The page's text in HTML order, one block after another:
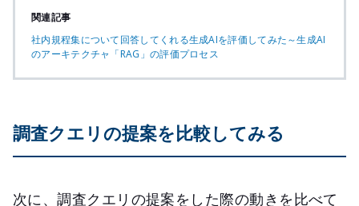
関連記事
社内規程集について回答してくれる生成AIを評価してみた～生成AI
のアーキテクチャ「RAG」の評価プロセス
調査クエリの提案を比較してみる
次に、調査クエリの提案をした際の動きを比べて